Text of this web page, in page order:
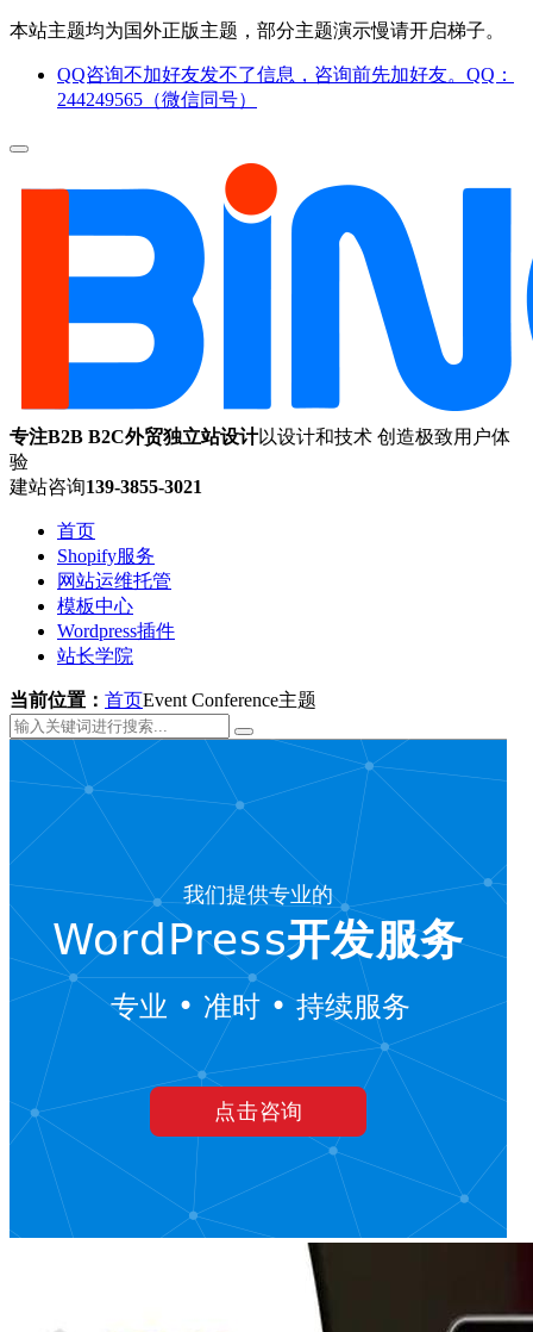
本站主题均为国外正版主题，部分主题演示慢请开启梯子。
QQ咨询不加好友发不了信息，咨询前先加好友。QQ：
244249565（微信同号）
专注B2B B2C外贸独立站设计以设计和技术 创造极致用户体
验
建站咨询139-3855-3021
首页
Shopify服务
网站运维托管
模板中心
Wordpress插件
站长学院
当前位置： 首页Event Conference主题